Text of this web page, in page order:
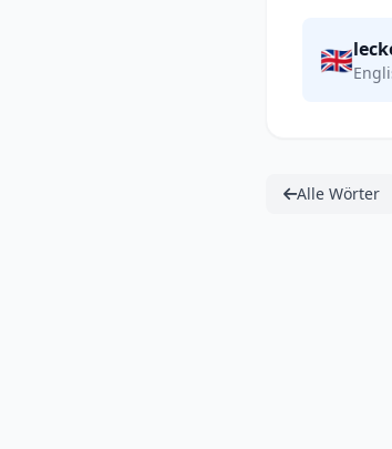
🇬🇧
Alle Wörter